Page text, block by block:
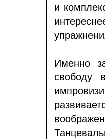
и
Именно
свободу